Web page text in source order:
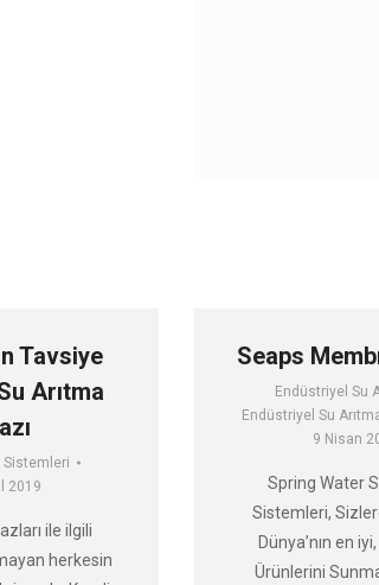
Tavsiye
Arıtma
Sistemleri
2019
ile ilgili
herkesin
Seaps
Endüstriyel Su
Endüstriyel Su
9 Nisan
Spring Water
Sistemleri,
Dünya’nın en
Ürünlerini